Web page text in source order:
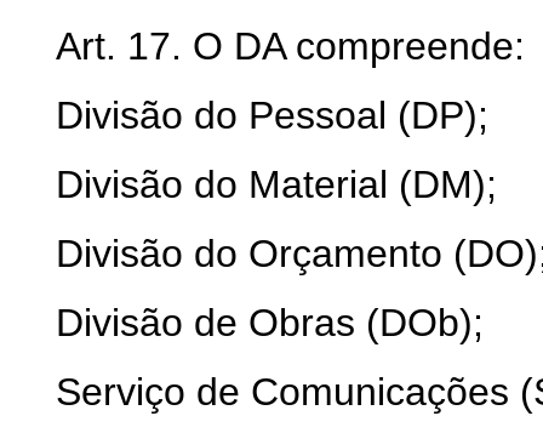
Art. 17. O DA compreende:
Divisão do Pessoal (DP);
Divisão do Material (DM);
Divisão do Orçamento
Divisão de Obras (DOb);
Serviço de Comunicações